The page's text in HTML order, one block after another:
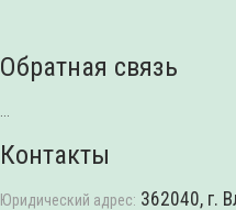
Обратная связь
Контакты
Юридический адрес: 362040, г.